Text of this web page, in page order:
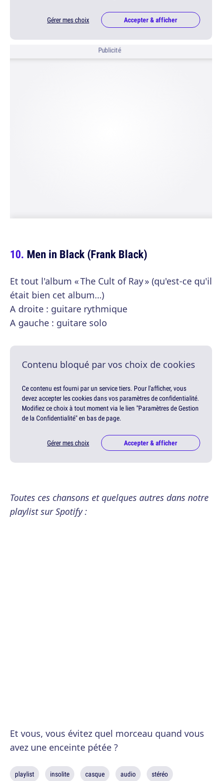
Gérer mes choix Accepter & afficher
Publicité
Men in Black (Frank Black)
Et tout l'album « The Cult of Ray » (qu'est-ce qu'il
était bien cet album…)
A droite : guitare rythmique
A gauche : guitare solo
Contenu bloqué par vos choix de cookies
Ce contenu est fourni par un service tiers. Pour l'afficher, vous
devez accepter les cookies dans vos paramètres de confidentialité.
Modifiez ce choix à tout moment via le lien "Paramètres de Gestion
de la Confidentialité" en bas de page.
Gérer mes choix Accepter & afficher
Toutes ces chansons et quelques autres dans notre
playlist sur Spotify :
Et vous, vous évitez quel morceau quand vous
avez une enceinte pétée ?
playlist insolite casque audio stéréo